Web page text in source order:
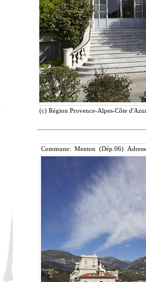
(c) Région Provence-Alpes-Côte
Commune: Menton (Dép.06)